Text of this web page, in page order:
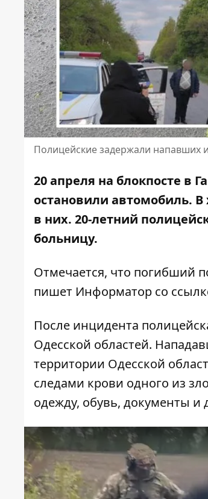
Полицейские задержали напавших
20 апреля на блокпосте в
остановили автомобиль.
в них. 20-летний
больницу.
Отмечается, что погибший
пишет Информатор со
После инцидента
Одесской областей.
территории Одесской
следами крови одного из
одежду, обувь, документы и